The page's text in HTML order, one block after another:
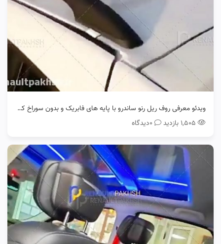
ویدئو معرفی روف ریل رنو ساندرو با پایه های فابریک و بدون سوراخ کردن سقف و چسب کاری
۱,۵۰۵ بازدید
0دیدگاه